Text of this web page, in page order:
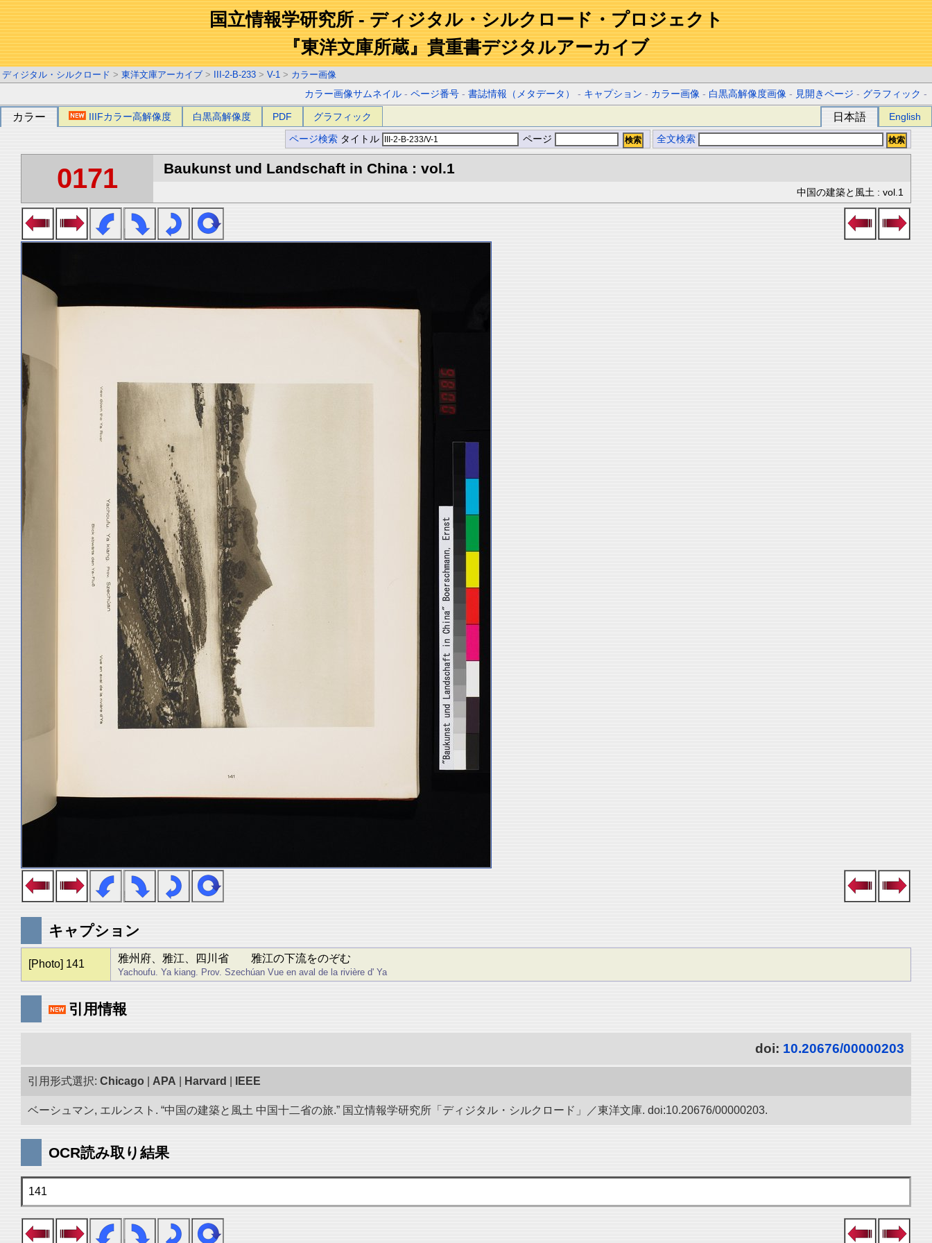
国立情報学研究所 - ディジタル・シルクロード・プロジェクト
『東洋文庫所蔵』貴重書デジタルアーカイブ
ディジタル・シルクロード > 東洋文庫アーカイブ > III-2-B-233 > V-1 > カラー画像
カラー画像サムネイル -ページ番号 -書誌情報（メタデータ） - キャプション - カラー画像 - 白黒高解像度画像 - 見開きページ - グラフィック -
カラー IIIFカラー高解像度 白黒高解像度 PDF グラフィック 日本語 English
ページ検索 タイトル ページ 全文検索
0171 Baukunst und Landschaft in China : vol.1
中国の建築と風土 : vol.1
キャプション
[Photo] 141 雅州府、雅江、四川省 雅江の下流をのぞむ
Yachoufu. Ya kiang. Prov. Szechúan Vue en aval de la rivière d' Ya
引用情報
doi: 10.20676/00000203
引用形式選択: Chicago APA Harvard IEEE
ベーシュマン, エルンスト. “中国の建築と風土 中国十二省の旅.” 国立情報学研究所「ディジタル・シルクロード」／東洋文庫. doi:10.20676/00000203.
OCR読み取り結果
141